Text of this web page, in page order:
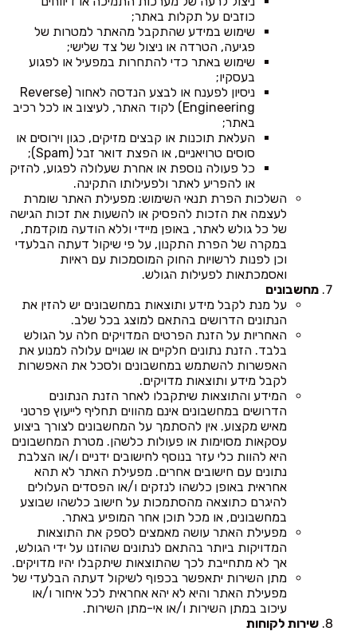
כוזבים על תקלות באתר;
שימוש במידע שהתקבל מהאתר למטרות של
פגיעה, הטרדה או ניצול של צד שלישי;
שימוש באתר כדי להתחרות במפעיל או לפגוע
בעסקיו;
ניסיון לפענח או לבצע הנדסה לאחור (Reverse
Engineering) לקוד האתר, לעיצוב או לכל רכיב
באתר;
העלאת תוכנות או קבצים מזיקים, כגון וירוסים או
סוסים טרויאניים, או הפצת דואר זבל (Spam);
כל פעולה נוספת או אחרת שעלולה לפגוע, להזיק
או להפריע לאתר ולפעילותו התקינה.
השלכות הפרת תנאי השימוש: מפעילת האתר שומרת
לעצמה את הזכות להפסיק או להשעות את זכות הגישה
של כל גולש לאתר, באופן מיידי וללא הודעה מוקדמת,
במקרה של הפרת התקנון, על פי שיקול דעתה הבלעדי
וכן לפנות לרשויות החוק המוסמכות עם ראיות
ואסמכתאות לפעילות הגולש.
מחשבונים
על מנת לקבל מידע ותוצאות במחשבונים יש להזין את
הנתונים הדרושים בהתאם למוצג בכל שלב.
האחריות על הזנת הפרטים המדויקים חלה על הגולש
בלבד. הזנת נתונים חלקיים או שגויים עלולה למנוע את
האפשרות להשתמש במחשבונים ולסכל את האפשרות
לקבל מידע ותוצאות מדויקים.
המידע והתוצאות שיתקבלו לאחר הזנת הנתונים
הדרושים במחשבונים אינם מהווים תחליף לייעוץ פרטני
מאיש מקצוע. אין להסתמך על המחשבונים לצורך ביצוע
עסקאות מסוימות או פעולות כלשהן. מטרת המחשבונים
היא להוות כלי עזר בנוסף לחישובים ידניים ו/או הצלבת
נתונים עם חישובים אחרים. מפעילת האתר לא תהא
אחראית באופן כלשהו לנזקים ו/או הפסדים העלולים
להיגרם כתוצאה מהסתמכות על חישוב כלשהו שבוצע
במחשבונים, או מכל תוכן אחר המופיע באתר.
מפעילת האתר עושה מאמצים לספק את התוצאות
המדויקות ביותר בהתאם לנתונים שהוזנו על ידי הגולש,
אך לא מתחייבת לכך שהתוצאות שיתקבלו יהיו מדויקים.
מתן השירות יתאפשר בכפוף לשיקול דעתה הבלעדי של
מפעילת האתר והיא לא יהא אחראית לכל איחור ו/או
עיכוב במתן השירות ו/או אי-מתן השירות.
שירות לקוחות